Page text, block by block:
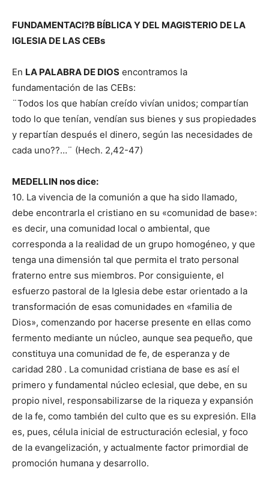
FUNDAMENTACI?B BÍBLICA Y DEL MAGISTERIO DE LA
IGLESIA DE LAS CEBs
En LA PALABRA DE DIOS encontramos la
fundamentación de las CEBs:
¨Todos los que habían creído vivían unidos; compartían
todo lo que tenían, vendían sus bienes y sus propiedades
y repartían después el dinero, según las necesidades de
cada uno??…¨ (Hech. 2,42-47)
MEDELLIN nos dice:
10. La vivencia de la comunión a que ha sido llamado,
debe encontrarla el cristiano en su «comunidad de base»:
es decir, una comunidad local o ambiental, que
corresponda a la realidad de un grupo homogéneo, y que
tenga una dimensión tal que permita el trato personal
fraterno entre sus miembros. Por consiguiente, el
esfuerzo pastoral de la Iglesia debe estar orientado a la
transformación de esas comunidades en «familia de
Dios», comenzando por hacerse presente en ellas como
fermento mediante un núcleo, aunque sea pequeño, que
constituya una comunidad de fe, de esperanza y de
caridad 280 . La comunidad cristiana de base es así el
primero y fundamental núcleo eclesial, que debe, en su
propio nivel, responsabilizarse de la riqueza y expansión
de la fe, como también del culto que es su expresión. Ella
es, pues, célula inicial de estructuración eclesial, y foco
de la evangelización, y actualmente factor primordial de
promoción humana y desarrollo.